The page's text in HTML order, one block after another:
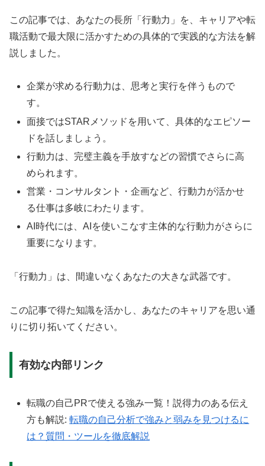
この記事では、あなたの長所「行動力」を、キャリアや転
職活動で最大限に活かすための具体的で実践的な方法を解
説しました。
企業が求める行動力は、思考と実行を伴うもので
す。
面接ではSTARメソッドを用いて、具体的なエピソー
ドを話しましょう。
行動力は、完璧主義を手放すなどの習慣でさらに高
められます。
営業・コンサルタント・企画など、行動力が活かせ
る仕事は多岐にわたります。
AI時代には、AIを使いこなす主体的な行動力がさらに
重要になります。
「行動力」は、間違いなくあなたの大きな武器です。
この記事で得た知識を活かし、あなたのキャリアを思い通
りに切り拓いてください。
有効な内部リンク
転職の自己PRで使える強み一覧！説得力のある伝え
方も解説:転職の自己分析で強みと弱みを見つけるに
は？質問・ツールを徹底解説